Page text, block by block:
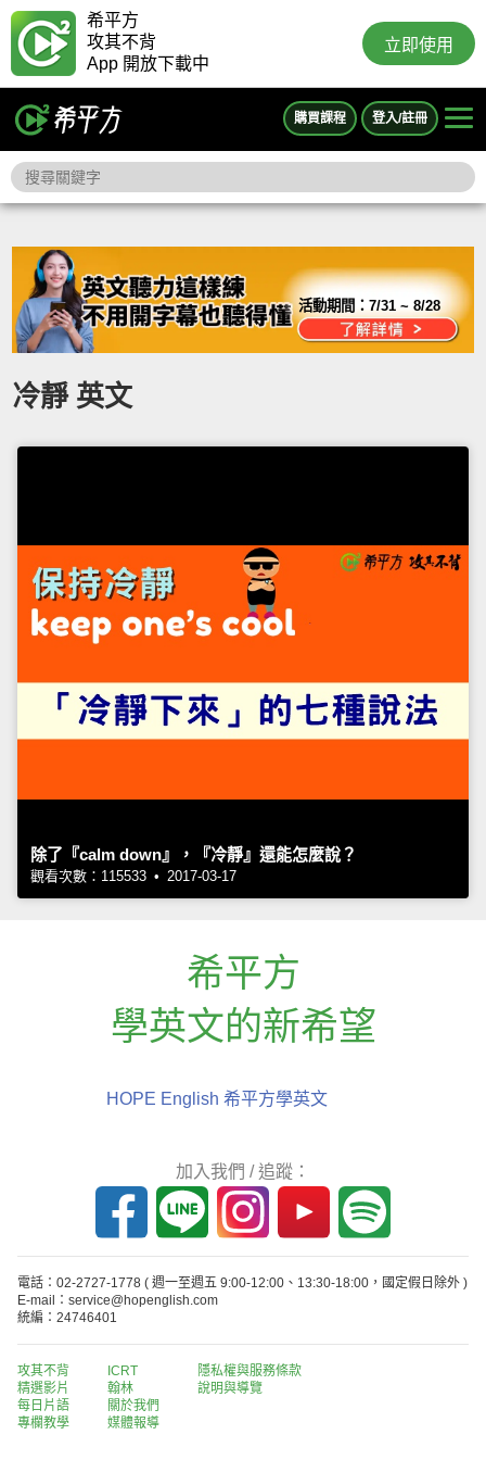
希平方
攻其不背
App 開放下載中
立即使用
購買課程 登入/註冊
活動期間：7/31 ~ 8/28
冷靜 英文
除了『calm down』，『冷靜』還能怎麼說？
觀看次數：115533 • 2017-03-17
希平方
學英文的新希望
HOPE English 希平方學英文
加入我們 / 追蹤：
電話：02-2727-1778 ( 週一至週五 9:00-12:00、13:30-18:00，國定假日除外 )
E-mail：service@hopenglish.com
統編：24746401
攻其不背
精選影片
每日片語
專欄教學
ICRT
翰林
關於我們
媒體報導
隱私權與服務條款
說明與導覽